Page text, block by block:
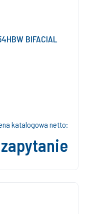
BIFACIAL
katalogowa netto: